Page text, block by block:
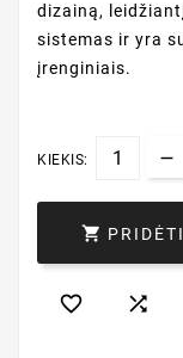
dizainą,
sistemas ir yra
įrenginiais.
KIEKIS:

 